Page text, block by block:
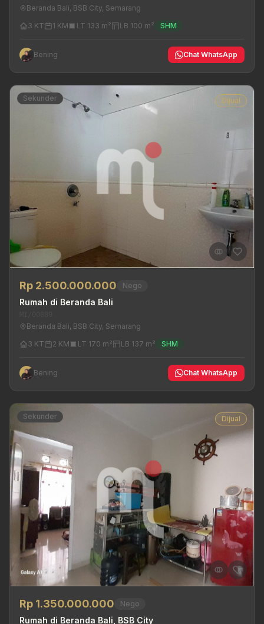
Beranda Bali, BSB City, Semarang
3 KT
1 KM LT 133 m² LB 100 m² SHM
Bening Chat WhatsApp
Sekunder Dijual
Rp 2.500.000.000 Nego
Rumah di Beranda Bali
Beranda Bali, BSB City, Semarang
3 KT
2 KM LT 170 m² LB 137 m² SHM
Bening Chat WhatsApp
Sekunder Dijual
Rp 1.350.000.000 Nego
Rumah di Beranda Bali, BSB City